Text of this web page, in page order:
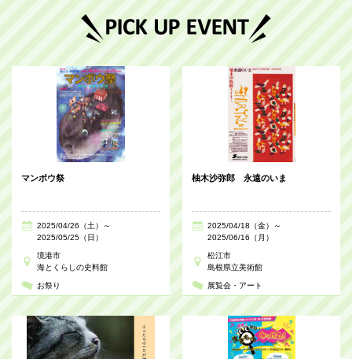
マンボウ祭
2025/04/26（土）～
2025/05/25（日）
境港市
海とくらしの史料館
お祭り
柚木沙弥郎 永遠のいま
2025/04/18（金）～
2025/06/16（月）
松江市
島根県立美術館
展覧会・アート